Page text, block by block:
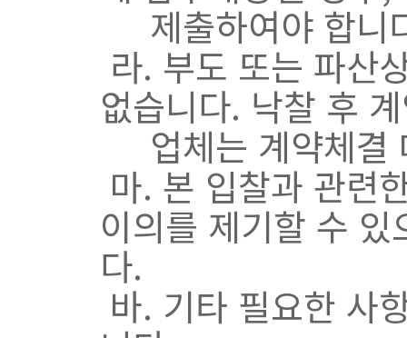
제출하여야 합니
라. 부도 또는 파산
없습니다. 낙찰 후
업체는 계약체결
마. 본 입찰과 관련
이의를 제기할 수
다.
바. 기타 필요한 사